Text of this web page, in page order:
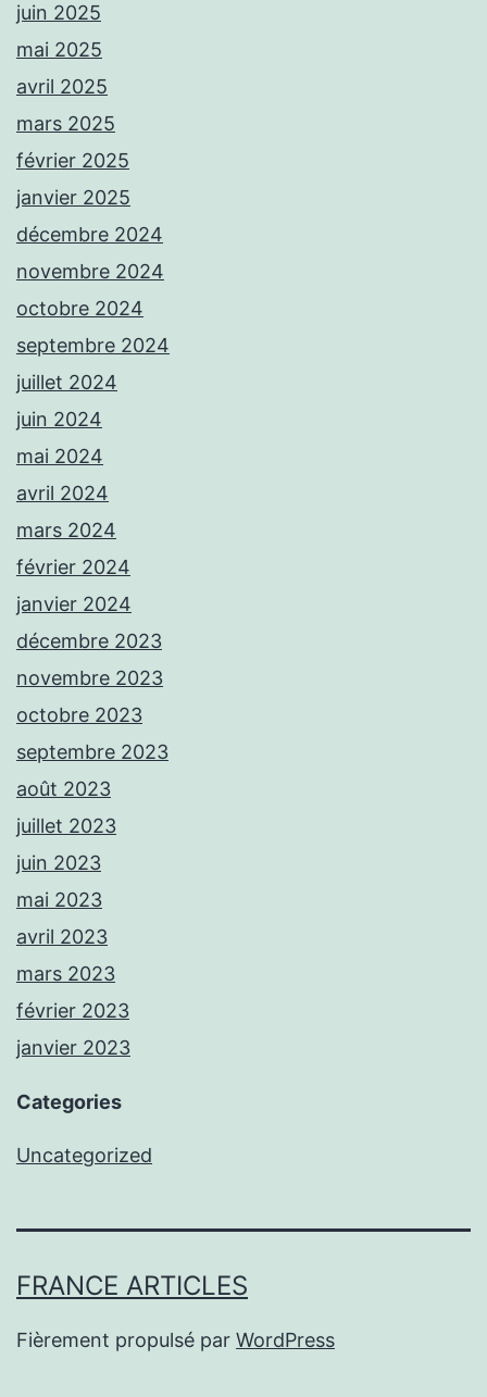
juin 2025
mai 2025
avril 2025
mars 2025
février 2025
janvier 2025
décembre 2024
novembre 2024
octobre 2024
septembre 2024
juillet 2024
juin 2024
mai 2024
avril 2024
mars 2024
février 2024
janvier 2024
décembre 2023
novembre 2023
octobre 2023
septembre 2023
août 2023
juillet 2023
juin 2023
mai 2023
avril 2023
mars 2023
février 2023
janvier 2023
Categories
Uncategorized
FRANCE ARTICLES
Fièrement propulsé par WordPress